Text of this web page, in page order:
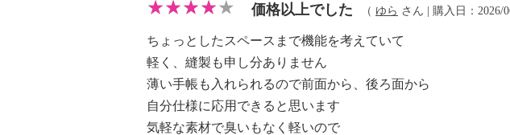
価格以上でした （ ゆら さん | 購入日：2026/
ちょっとしたスペースまで機能を考えていて
軽く、縫製も申し分ありません
薄い手帳も入れられるので前面から、後ろ面から
自分仕様に応用できると思います
気軽な素材で臭いもなく軽いので